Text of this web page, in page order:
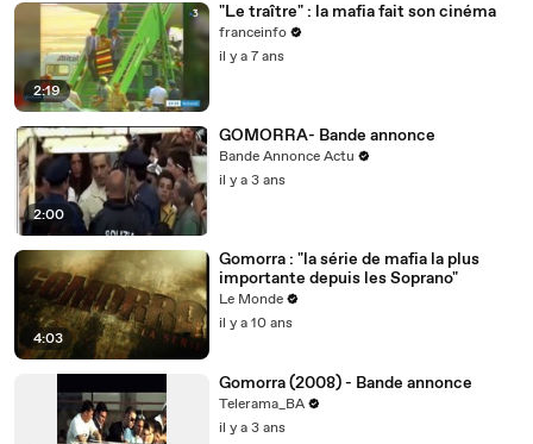
2:19
"Le traître" : la mafia fait son cinéma
franceinfo
il y a 7 ans
2:00
GOMORRA- Bande annonce
Bande Annonce Actu
il y a 3 ans
4:03
Gomorra : "la série de mafia la plus
importante depuis les Soprano"
Le Monde
il y a 10 ans
Gomorra (2008) - Bande annonce
Telerama_BA
il y a 3 ans